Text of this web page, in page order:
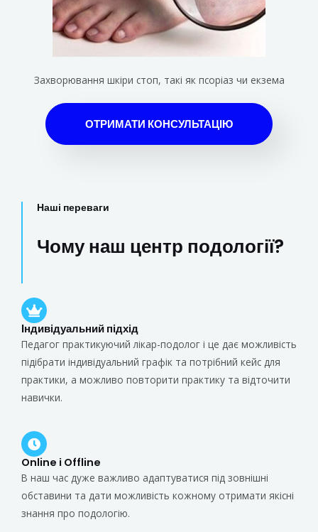
Захворювання шкіри стоп, такі як псоріаз чи екзема
ОТРИМАТИ КОНСУЛЬТАЦІЮ
Наші переваги
Чому наш центр подології?
Індивідуальний підхід
Педагог практикуючий лікар-подолог і це дає можливість
підібрати індивідуальний графік та потрібний кейс для
практики, а можливо повторити практику та відточити
навички.
Online і Offline
В наш час дуже важливо адаптуватися під зовнішні
обставини та дати можливість кожному отримати якісні
знання про подологію.